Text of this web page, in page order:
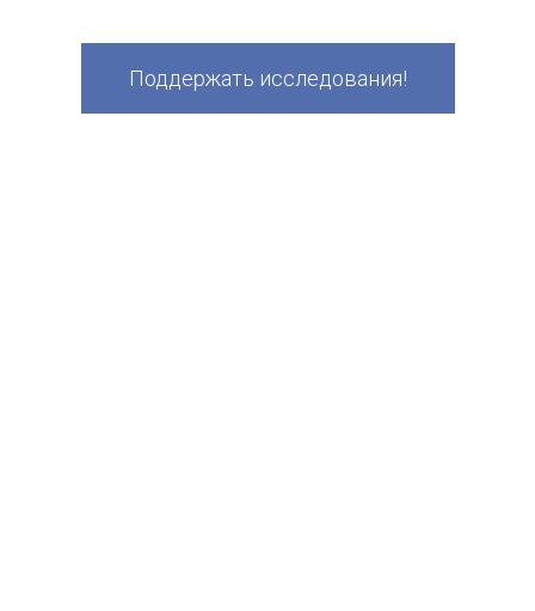
Поддержать исследования!